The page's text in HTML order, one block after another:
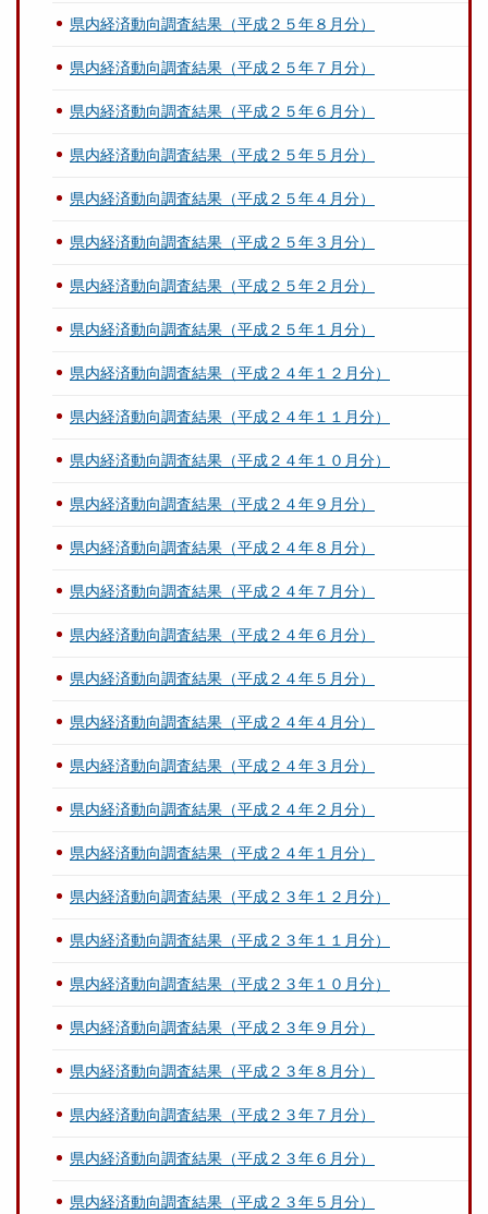
県内経済動向調査結果（平成２５年８月分）
県内経済動向調査結果（平成２５年７月分）
県内経済動向調査結果（平成２５年６月分）
県内経済動向調査結果（平成２５年５月分）
県内経済動向調査結果（平成２５年４月分）
県内経済動向調査結果（平成２５年３月分）
県内経済動向調査結果（平成２５年２月分）
県内経済動向調査結果（平成２５年１月分）
県内経済動向調査結果（平成２４年１２月分）
県内経済動向調査結果（平成２４年１１月分）
県内経済動向調査結果（平成２４年１０月分）
県内経済動向調査結果（平成２４年９月分）
県内経済動向調査結果（平成２４年８月分）
県内経済動向調査結果（平成２４年７月分）
県内経済動向調査結果（平成２４年６月分）
県内経済動向調査結果（平成２４年５月分）
県内経済動向調査結果（平成２４年４月分）
県内経済動向調査結果（平成２４年３月分）
県内経済動向調査結果（平成２４年２月分）
県内経済動向調査結果（平成２４年１月分）
県内経済動向調査結果（平成２３年１２月分）
県内経済動向調査結果（平成２３年１１月分）
県内経済動向調査結果（平成２３年１０月分）
県内経済動向調査結果（平成２３年９月分）
県内経済動向調査結果（平成２３年８月分）
県内経済動向調査結果（平成２３年７月分）
県内経済動向調査結果（平成２３年６月分）
県内経済動向調査結果（平成２３年５月分）